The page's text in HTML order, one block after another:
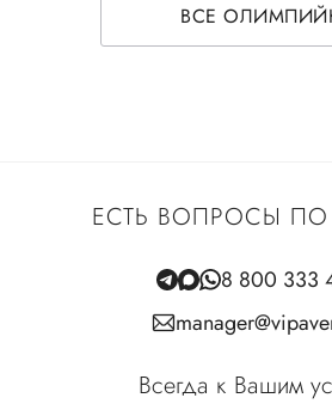
ВСЕ
ЕСТЬ ВОПРОСЫ ПО
8 800 333
Всегда к Вашим